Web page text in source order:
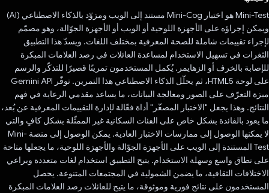
‫Mini-Test هو اختبار Mini-Cog مستند إلى الويب ومزوّد بالذكاء الاصطناعي (AI)
ويمكن إجراؤه على الأجهزة اللوحية أو الويب أو الأجهزة الجوّالة، وهو مصمّم
لإجراء تقييمات شاملة للصحة المعرفية بمختلف اللغات. ويسدّ هذا التطبيق
الثغرات في تسهيل الاستخدام لمساعدة العائلات في رصد العلامات المبكرة
للإصابة بالخرف أو الزهايمر. يُكمل المستخدمون تمرينًا قصيرًا للتذكّر والرسم
على لوحة HTML5، ثم يحلّل الذكاء الاصطناعي هذا التمرين. توفّر Gemini API
ميزة التعرّف على الصور ومعالجة البيانات، ما يساعد مقدمي الرعاية في فهم
النتائج. وهذا يجعل "الاختبار المصغّر" أداة فعّالة لإدارة التقييمات المعرفية عن بُعد،
ما يعود بالفائدة بشكل خاص على الفئات السكانية غير الممثّلة بشكل كافٍ والتي
لا يمكنها الوصول إلى ممارسات الاختبار العادية. يمكن الوصول إلى منصة Mini-
Test المستندة إلى الويب على الأجهزة الجوّالة والأجهزة اللوحية، ما يجعلها متاحة
على نطاق واسع وسهلة الاستخدام. يتيح التطبيق استخدام لغات متعددة ويراعي
الاختلافات الثقافية، ما يضمن الشمولية في المجتمعات المتنوعة. يحصل
المستخدمون على نتائج فورية وموثوقة، ما يتيح للعائلات رصد العلامات المبكرة